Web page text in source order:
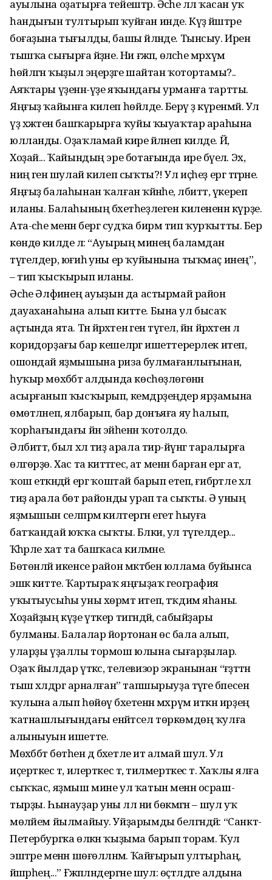
ауылына оҙатырға тейештәр. Әсәһе әллә ҡасан уҡ
һандығын тултырып ҡуйған инде. Күҙ йәштәре
боғаҙына тығылды, башы әйләнде. Тынсыу. Ирен
тышҡа сығырға әйҙәне. Ни ғәжәп, өләсәһе мәрхүмә
һөйләгән ҡыҙыл эңерҙәге шайтан ҡотортамы?..
Аяҡтары үҙенән-үҙе яҡындағы урманға тартты.
Яңғыҙ ҡайынға килеп һөйәлде. Берәү ҙә күренмәй. Ул
үҙ хәжәтен башҡарырға ҡуйы ҡыуаҡтар араһына
юлланды. Оҙаҡламай кире әйләнеп килде. Йә,
Хоҙай... Ҡайындың эре ботағында ире бәүелә. Эх,
ниңә генә шулай килеп сыҡты?! Ул иҫһеҙ ергә тәгәрәне.
Яңғыҙ балаһынан ҡалған ҡәйнәһе, әлбиттә, үкереп
иланы. Балаһының бәхетһеҙлеген килененән күрҙе.
Ата-әсәһе менән бергә судҡа бирәм тип ҡурҡытты. Бер
көндө килде лә: “Ауырың минең баламдан
түгелдер, юғиһә уны ер ҡуйынына тыҡмаҫ инең”,
– тип ҡысҡырып иланы.
Әсәһе Әлфиәнең ауыҙын да астырмай район
дауаханаһына алып китте. Бына ул бысаҡ
аҫтында ята. Тән йәрәхәтенә генә түгел, йән йәрәхәтенә лә
коридорҙағы бар кешеләргә ишеттерерлек итеп,
ошондай яҙмышына риза булмағанлығынан,
һуҡыр мөхәббәт алдында көсһөҙлөгөнән
асырғанып ҡысҡырып, кемдәрҙеңдер ярҙамына
өмөтләнеп, ялбарып, бар донъяға яу һалып,
ҡорһағындағы йән эйәһенән ҡотолдо.
Әлбиттә, был хәл тиҙ арала тирә-йүнгә таралырға
өлгөрҙө. Хас та әкиәттәгесә, ат менән барған ергә ат,
ҡош еткәндәй ергә ҡоштай барып етеп, ғибрәтле хәл
тиҙ арала бөтә районды урап та сыҡты. Ә уның
яҙмышын селпәрәмә килтергән егет һыуға
батҡандай юҡҡа сыҡты. Бәлки, ул түгелдер...
Ҡәһәрле хат та башҡаса килмәне.
Бөтөнләй икенсе район мәктәбенә юллама буйынса
эшкә китте. Ҡартыраҡ яңғыҙаҡ география
уҡытыусыһы уны хөрмәт итеп, тәҡдим яһаны.
Хоҙайҙың күҙе үткер тигәндәй, сабыйҙары
булманы. Балалар йортонан өс бала алып,
уларҙы үҙаллы тормош юлына сығарҙылар.
Оҙаҡ йылдар үткәс, телевизор экранынан “ғәҙәттән
тыш хәлдәргә арналған” тапшырыуҙа тәүге бәпесен
ҡулына алып һөйөү бәхетенән мәхрүм иткән ирҙең
ҡатнашлығындағы енәйәтсел төркөмдөң ҡулға
алыныуын ишетте.
Мөхәббәт бөтәһен дә бәхетле итә алмай шул. Ул
иҫерткес тә, илерткес тә, тилмерткес тә. Хаҡлы ялға
сыҡҡас, яҙмыш мине ул ҡатын менән осраш­
тырҙы. Һынауҙар уны әллә ни бөкмәгән – шул уҡ
мөләйем йылмайыу. Уйҙарымды белгәндәй: “Санкт-
Петербургка өлкән ҡыҙыма барып торам. Ҡул
эштәре менән шөғөлләнәм. Ҡайғырып ултырһаң,
йәшәрһең...” Ғәжәпләндергәне шул: өҫтәлдәге алдына